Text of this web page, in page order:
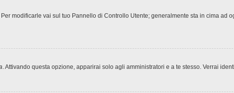
modificarle vai sul tuo Pannello di Controllo Utente; generalmente sta in cima ad
. Attivando questa opzione, apparirai solo agli amministratori e a te stesso. Verrai